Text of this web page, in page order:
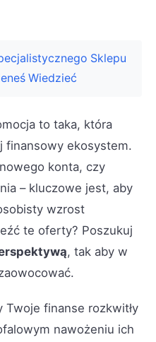
Sklepu
Wiedzieć
to taka, która
finansowy ekosystem.
konta, czy
– kluczowe jest, aby
wzrost
te oferty? Poszukuj
, tak aby w
Twoje finanse rozkwitły
nawożeniu ich